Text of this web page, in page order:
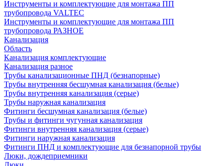
Инструменты и комплектующие для монтажа ПП
трубопровода VALTEC
Инструменты и комплектующие для монтажа ПП
трубопровода РАЗНОЕ
Канализация
Область
Канализация комплектующие
Канализация разное
Трубы канализационные ПНД (безнапорные)
Трубы внутренняя бесшумная канализация (белые)
Трубы внутренняя канализация (серые)
Трубы наружная канализация
Фитинги бесшумная канализация (белые)
Трубы и фитинги чугунная канализация
Фитинги внутренняя канализация (серые)
Фитинги наружная канализация
Фитинги ПНД и комплектующие для безнапорной трубы
Люки, дождеприемники